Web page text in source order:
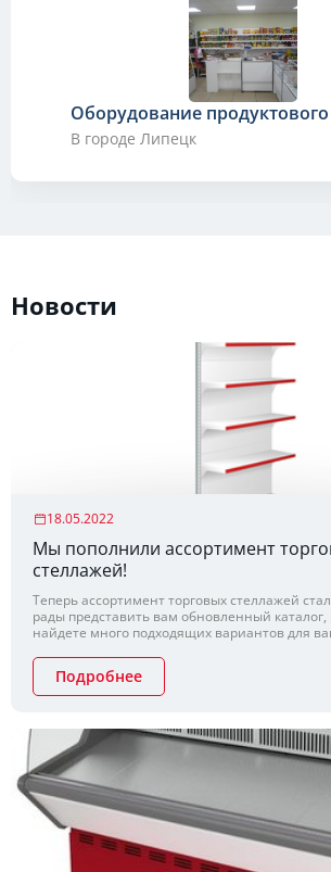
Оборудование
В городе Липецк
Новости
18.05.2022
Мы пополнили ассортимент
стеллажей!
Теперь ассортимент торговых стеллажей
рады представить вам обновленный каталог,
найдете много подходящих вариантов для
при этом качества продукции!
Подробнее